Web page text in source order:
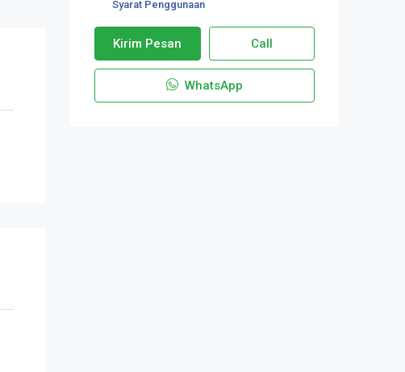
Syarat Penggunaan
Kirim Pesan Call
WhatsApp